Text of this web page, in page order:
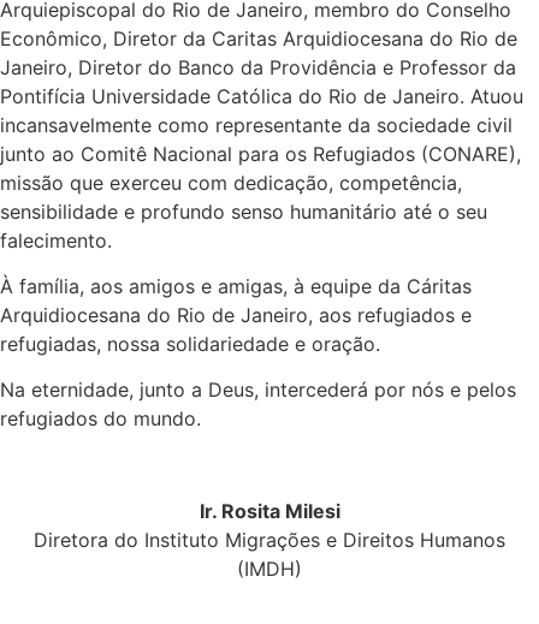
Arquiepiscopal do Rio de Janeiro, membro do Conselho
Econômico, Diretor da Caritas Arquidiocesana do Rio de
Janeiro, Diretor do Banco da Providência e Professor da
Pontifícia Universidade Católica do Rio de Janeiro. Atuou
incansavelmente como representante da sociedade civil
junto ao Comitê Nacional para os Refugiados (CONARE),
missão que exerceu com dedicação, competência,
sensibilidade e profundo senso humanitário até o seu
falecimento.
À família, aos amigos e amigas, à equipe da Cáritas
Arquidiocesana do Rio de Janeiro, aos refugiados e
refugiadas, nossa solidariedade e oração.
Na eternidade, junto a Deus, intercederá por nós e pelos
refugiados do mundo.
Ir. Rosita Milesi
Diretora do Instituto Migrações e Direitos Humanos
(IMDH)